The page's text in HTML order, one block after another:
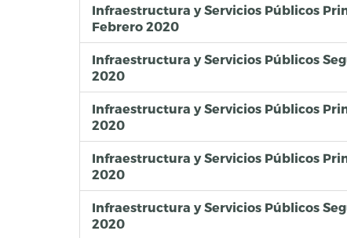
Infraestructura y Servicios Públicos
Febrero 2020
Infraestructura y Servicios Públicos
2020
Infraestructura y Servicios Públicos
2020
Infraestructura y Servicios Públicos
2020
Infraestructura y Servicios Públicos
2020